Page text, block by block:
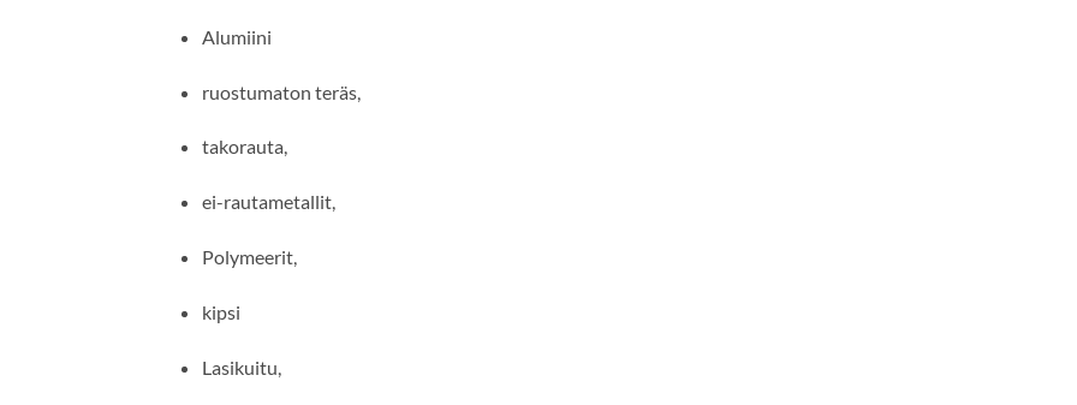
Alumiini
ruostumaton teräs,
takorauta,
ei-rautametallit,
Polymeerit,
kipsi
Lasikuitu,